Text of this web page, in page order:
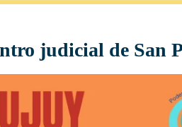
judicial de San